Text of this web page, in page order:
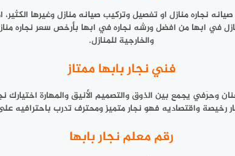
نجاره منازل او تفصيل وتركيب صيانه منازل وغيرها
في ابها من افضل ورشه نجاره في ابها بأرخص سعر نجاره
والخارجية للمنازل.
فني نجار بابها ممتاز
يجمع بين الذوق والتصميم الأنيق والمهارة اختيارك
رخيصة واقتصاديه فهو نجار متميز ومحترف تدرب باحترافيه
رقم معلم نجار بابها